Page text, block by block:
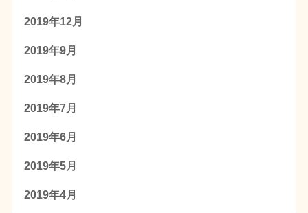
2019年12月
2019年9月
2019年8月
2019年7月
2019年6月
2019年5月
2019年4月